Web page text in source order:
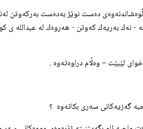
ده‌ست نوێژ به‌ده‌ست به‌ركه‌وتن
- نه‌ك به‌ریه‌ك كه‌وتن - هه‌روه‌ك له‌ عبدالله ی
لێبێت – وه‌ڵام دراوه‌ته‌وه‌ .